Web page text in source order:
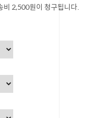
2,500원이 청구됩니다.